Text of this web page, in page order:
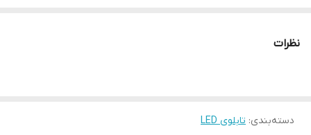
تابلو می تواند در هر موقعیتی که لازم باشد آویز شود و یا تکیه داده
باشیم. با شدت نور بالا این تابلو روز دید است و بر خلاف نمونه های دیگر
نظرات
دسته‌بندی: تابلوی LED